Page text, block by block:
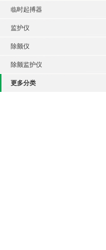
临时起搏器
监护仪
除颤仪
除颤监护仪
更多分类